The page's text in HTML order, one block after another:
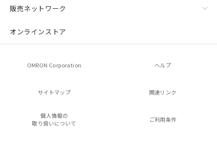
販売ネットワーク
オンラインストア
OMRON Corporation ヘルプ
サイトマップ 関連リンク
個人情報の
取り扱いについて
ご利用条件